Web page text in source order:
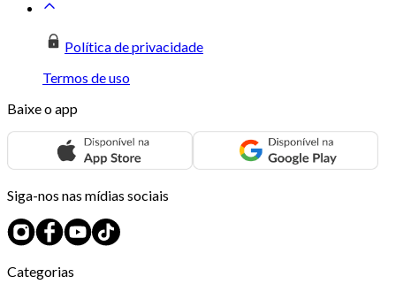
Política de privacidade
Termos de uso
Baixe o app
Siga-nos nas mídias sociais
Categorias